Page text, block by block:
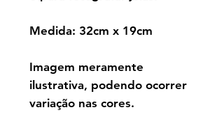
Medida: 32cm x 19cm
Imagem meramente
ilustrativa, podendo ocorrer
variação nas cores.